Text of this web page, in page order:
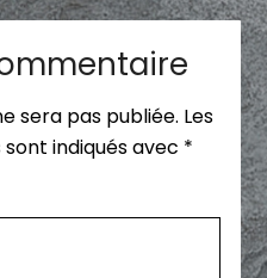
sera pas publiée. Les
indiqués avec *